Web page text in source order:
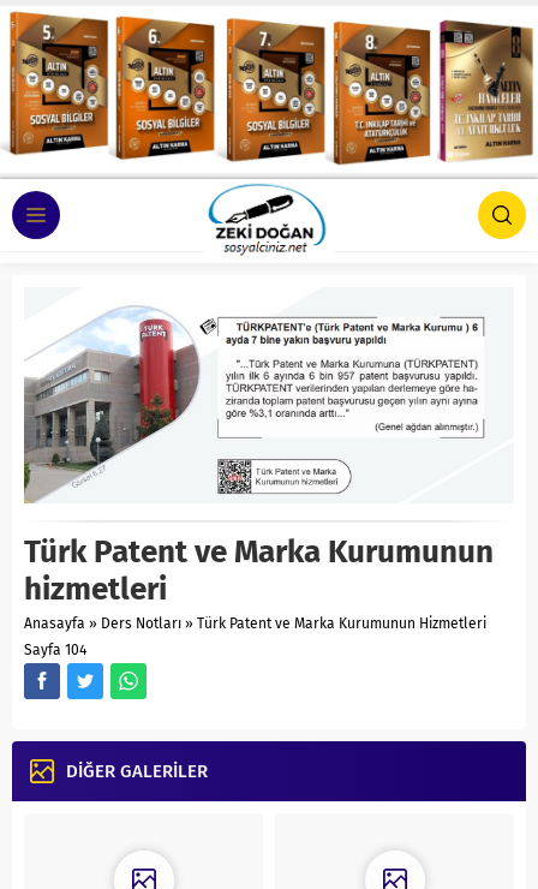
Türk Patent ve Marka Kurumunun
hizmetleri
Anasayfa » Ders Notları » Türk Patent ve Marka Kurumunun Hizmetleri
Sayfa 104
DİĞER GALERİLER